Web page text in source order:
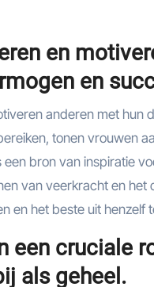
en
en
anderen met hun
tonen vrouwen
een bron van inspiratie
van veerkracht en
en het beste uit henzelf
een cruciale
als geheel.